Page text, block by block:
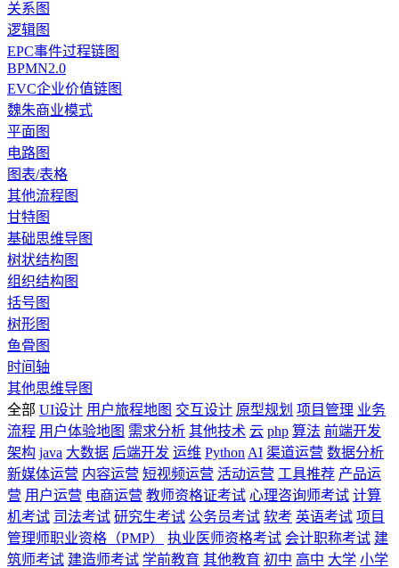
关系图
逻辑图
EPC事件过程链图
BPMN2.0
EVC企业价值链图
魏朱商业模式
平面图
电路图
图表/表格
其他流程图
甘特图
基础思维导图
树状结构图
组织结构图
括号图
树形图
鱼骨图
时间轴
其他思维导图
全部 UI设计 用户旅程地图 交互设计 原型规划 项目管理 业务
流程 用户体验地图 需求分析 其他技术 云 php 算法 前端开发
架构 java 大数据 后端开发 运维 Python AI 渠道运营 数据分析
新媒体运营 内容运营 短视频运营 活动运营 工具推荐 产品运
营 用户运营 电商运营 教师资格证考试 心理咨询师考试 计算
机考试 司法考试 研究生考试 公务员考试 软考 英语考试 项目
管理师职业资格（PMP）
执业医师资格考试 会计职称考试 建
筑师考试 建造师考试 学前教育 其他教育 初中 高中 大学 小学